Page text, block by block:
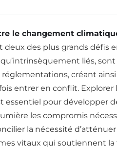
le changement
deux des plus grands défis
liés,
créant
entrer en conflit. Explorer
essentiel pour développer
les compromis
la nécessité
vitaux qui soutiennent la